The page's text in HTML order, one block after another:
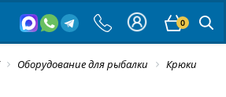
0
Оборудование для рыбалки Крюки